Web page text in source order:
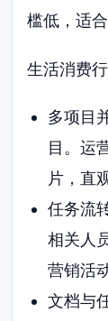
槛低，适
生活消费
多项目
目。运
片，直
任务流
相关人
营销活
文档与